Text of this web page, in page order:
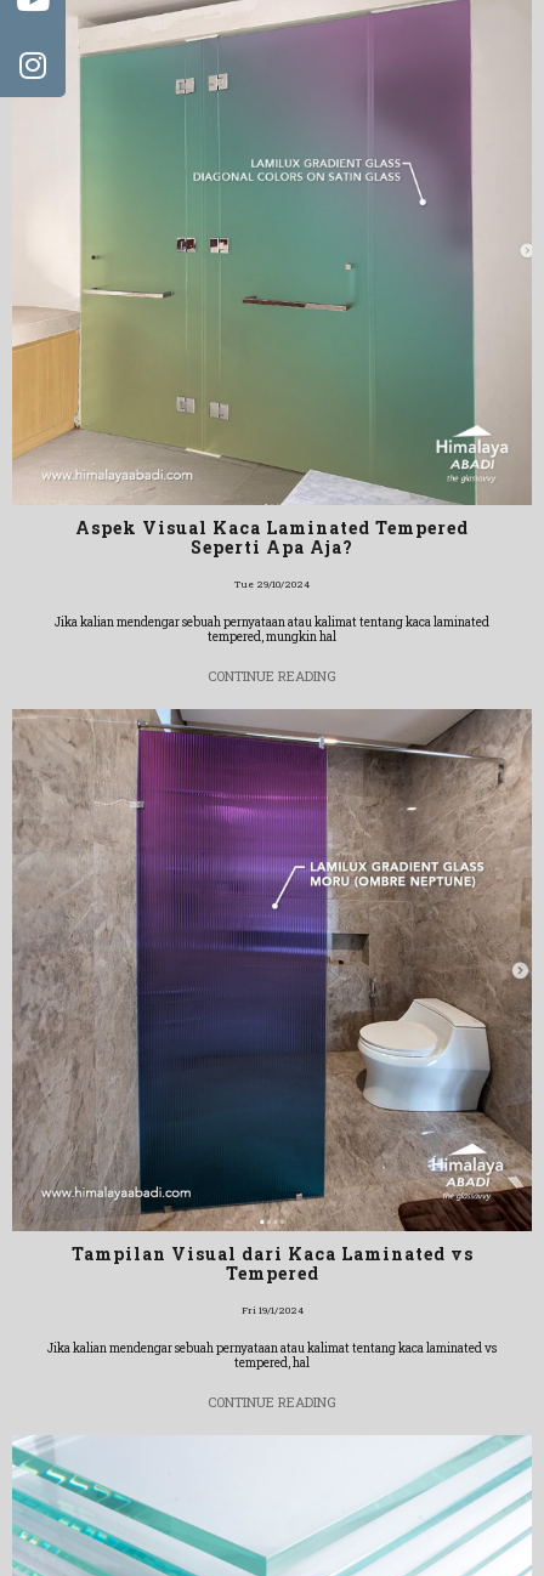
Aspek Visual Kaca Laminated Tempered
Seperti Apa Aja?
Tue 29/10/2024
Jika kalian mendengar sebuah pernyataan atau kalimat tentang kaca laminated
tempered, mungkin hal
CONTINUE READING
Tampilan Visual dari Kaca Laminated vs
Tempered
Fri 19/1/2024
Jika kalian mendengar sebuah pernyataan atau kalimat tentang kaca laminated vs
tempered, hal
CONTINUE READING